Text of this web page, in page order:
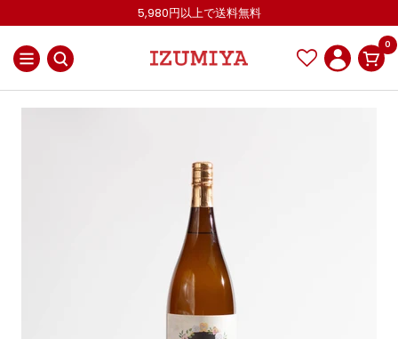
ン
ツ
5,980円以上で送料無料
ナ
ビ
IZUMIYA
0